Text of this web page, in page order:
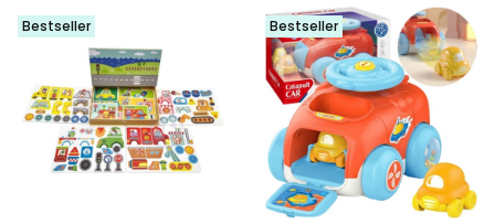
Bestseller Bestseller